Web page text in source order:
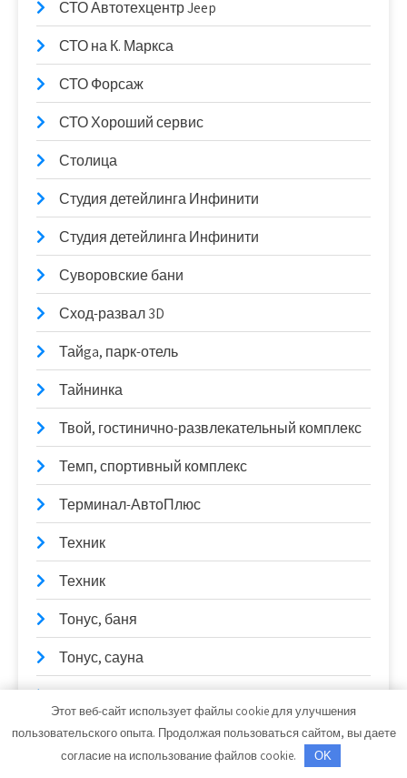
СТО Автотехцентр Jeep
СТО на К. Маркса
СТО Форсаж
СТО Хороший сервис
Столица
Студия детейлинга Инфинити
Студия детейлинга Инфинити
Суворовские бани
Сход-развал 3D
Тайga, парк-отель
Тайнинка
Твой, гостинично-развлекательный комплекс
Темп, спортивный комплекс
Терминал-АвтоПлюс
Техник
Техник
Тонус, баня
Тонус, сауна
Торговая фирма, ИП Васильев Е.П.
Точка ремонта
Этот веб-сайт использует файлы cookie для улучшения
пользовательского опыта. Продолжая пользоваться сайтом, вы даете
согласие на использование файлов cookie.
OK